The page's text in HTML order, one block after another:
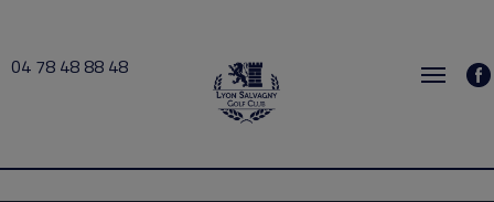
04 78 48 88 48
FAURY 2021-03-19 14:00 → 2021-03-19 15:30